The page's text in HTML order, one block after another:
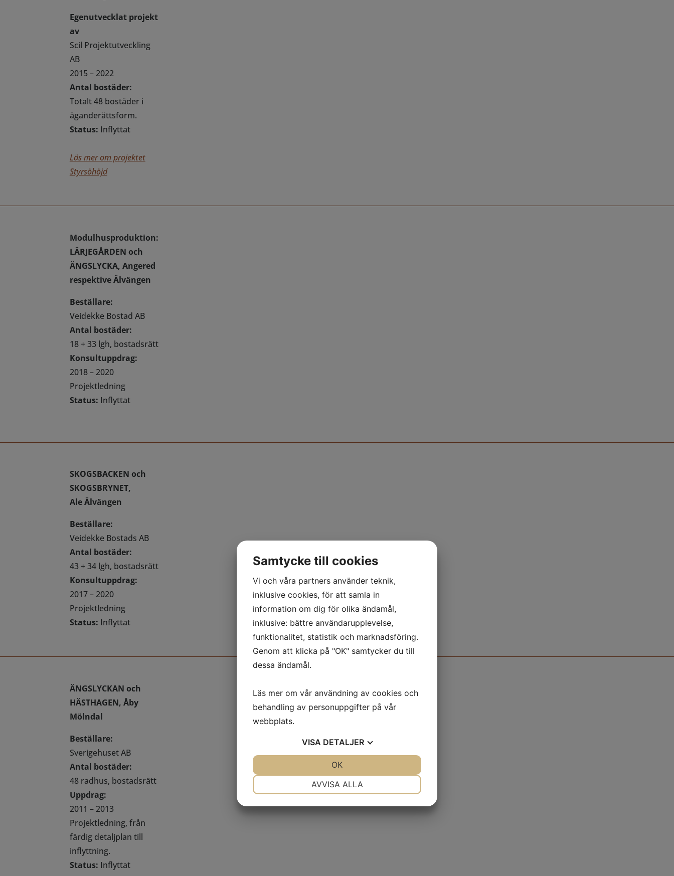
Egenutvecklat projekt
av
Scil Projektutveckling
AB
2015 – 2022
Antal bostäder:
Totalt 48 bostäder i
äganderättsform.
Status: Inflyttat
Läs mer om projektet
Styrsöhöjd
Modulhusproduktion:
LÄRJEGÅRDEN och
ÄNGSLYCKA, Angered
respektive Älvängen
Beställare:
Veidekke Bostad AB
Antal bostäder:
18 + 33 lgh, bostadsrätt
Konsultuppdrag:
2018 – 2020
Projektledning
Status: Inflyttat
SKOGSBACKEN och
SKOGSBRYNET,
Ale Älvängen
Beställare:
Veidekke Bostads AB
Antal bostäder:
43 + 34 lgh, bostadsrätt
Konsultuppdrag:
2017 – 2020
Projektledning
Status: Inflyttat
ÄNGSLYCKAN och
HÄSTHAGEN, Åby
Mölndal
Beställare:
Sverigehuset AB
Antal bostäder:
48 radhus, bostadsrätt
Uppdrag:
2011 – 2013
Projektledning, från
färdig detaljplan till
inflyttning.
Status: Inflyttat
Samtycke till cookies
Vi och våra partners använder teknik,
inklusive cookies, för att samla in
information om dig för olika ändamål,
inklusive: bättre användarupplevelse,
funktionalitet, statistik och marknadsföring.
Genom att klicka på "OK" samtycker du till
dessa ändamål.
Läs mer om vår användning av cookies och
behandling av personuppgifter på vår
webbplats.
VISA DETALJER
AVVISA ALLA
OK